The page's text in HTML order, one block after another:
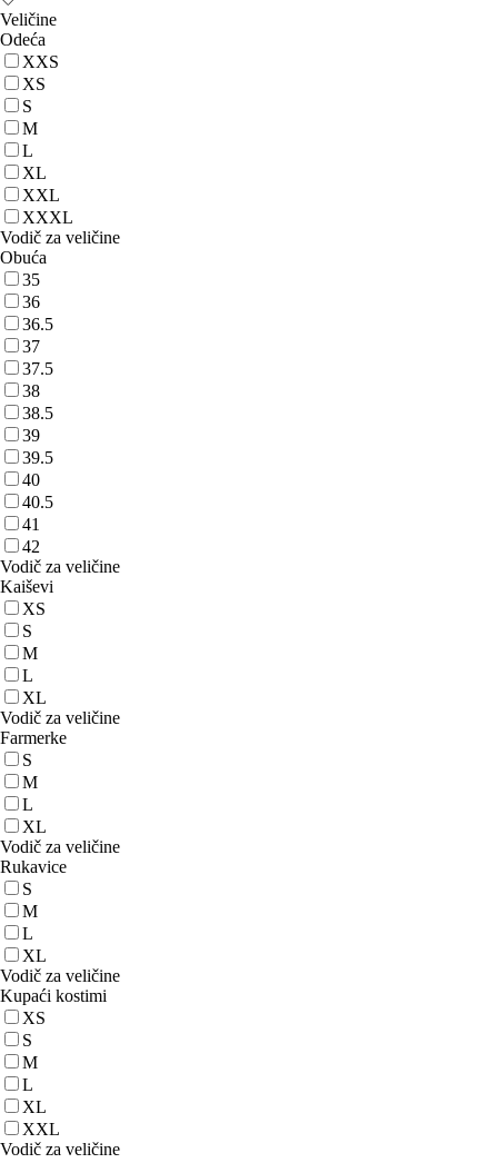
Veličine
Odeća
XXS
XS
S
M
L
XL
XXL
XXXL
Vodič za veličine
Obuća
35
36
36.5
37
37.5
38
38.5
39
39.5
40
40.5
41
42
Vodič za veličine
Kaiševi
XS
S
M
L
XL
Vodič za veličine
Farmerke
S
M
L
XL
Vodič za veličine
Rukavice
S
M
L
XL
Vodič za veličine
Kupaći kostimi
XS
S
M
L
XL
XXL
Vodič za veličine